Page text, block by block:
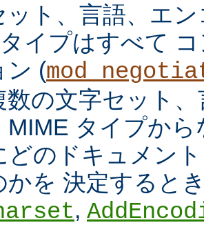
ット、言語、エ
イプはすべて
ン (
数の文字セット
MIME タイプか
どのドキュメン
かを 決定すると
,